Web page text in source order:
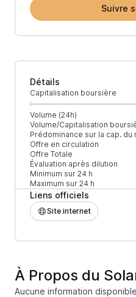
Suivre
Détails
Capitalisation boursière
Volume (24h)
Volume/Capitalisation
Prédominance sur la cap. du
Offre en circulation
Offre Totale
Évaluation après dilution
Minimum sur 24 h
Maximum sur 24 h
Liens officiels
Site internet
À Propos du
Aucune information